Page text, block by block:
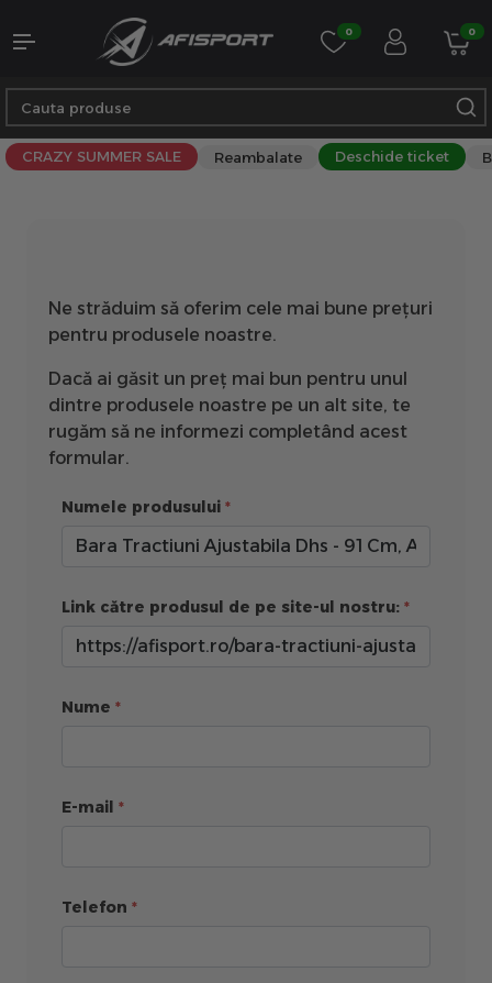
0 0
CRAZY SUMMER SALE Reambalate Deschide ticket
Ne străduim să oferim cele mai bune prețuri
pentru produsele noastre.
Dacă ai găsit un preț mai bun pentru unul
dintre produsele noastre pe un alt site, te
rugăm să ne informezi completând acest
formular.
Numele produsului
Link către produsul de pe site-ul nostru:
Nume
E-mail
Telefon